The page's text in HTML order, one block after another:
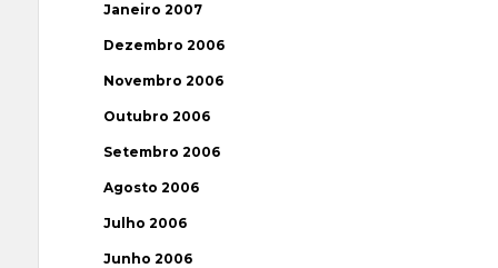
Janeiro 2007
Dezembro 2006
Novembro 2006
Outubro 2006
Setembro 2006
Agosto 2006
Julho 2006
Junho 2006